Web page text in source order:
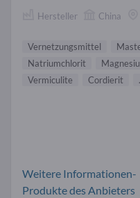
Hersteller China
Vernetzungsmittel
Natriumchlorit
Vermiculite
Cordierit
Weitere Informationen-
Produkte des Anbieters